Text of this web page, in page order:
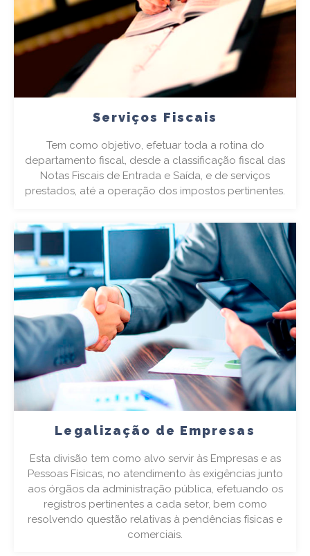
Serviços Fiscais
Tem como objetivo, efetuar toda a rotina do
departamento fiscal, desde a classificação fiscal das
Notas Fiscais de Entrada e Saída, e de serviços
prestados, até a operação dos impostos pertinentes.
Legalização de Empresas
Esta divisão tem como alvo servir às Empresas e as
Pessoas Físicas, no atendimento às exigências junto
aos órgãos da administração pública, efetuando os
registros pertinentes a cada setor, bem como
resolvendo questão relativas à pendências físicas e
comerciais.